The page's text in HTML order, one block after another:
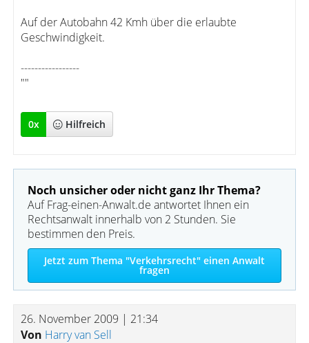
Auf der Autobahn 42 Kmh über die erlaubte
Geschwindigkeit.
-----------------
""
0x Hilfreich
Noch unsicher oder nicht ganz Ihr Thema?
Auf Frag-einen-Anwalt.de antwortet Ihnen ein
Rechtsanwalt innerhalb von 2 Stunden. Sie
bestimmen den Preis.
Jetzt zum Thema "Verkehrsrecht" einen Anwalt
fragen
26. November 2009 | 21:34
Von Harry van Sell